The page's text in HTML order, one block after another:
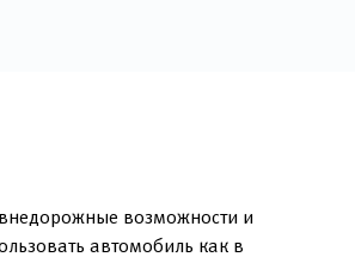
возможности и
автомобиль как в